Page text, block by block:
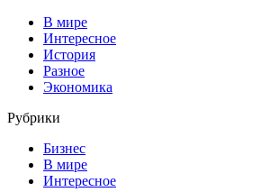
В мире
Интересное
История
Разное
Экономика
Рубрики
Бизнес
В мире
Интересное